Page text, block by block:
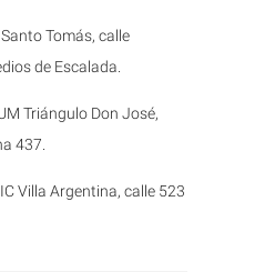
Tomás, calle
de Escalada.
Triángulo Don José,
437.
Villa Argentina, calle 523